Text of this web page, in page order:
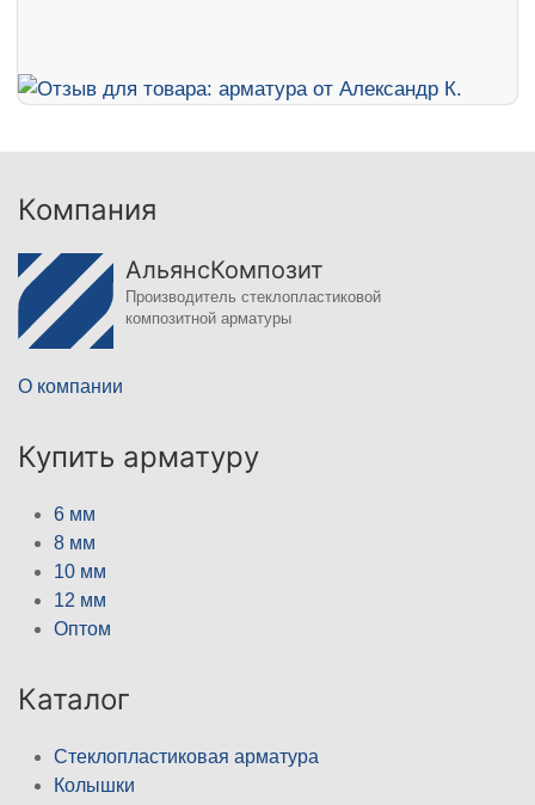
Компания
АльянсКомпозит
Производитель стеклопластиковой
композитной арматуры
О компании
Купить арматуру
6 мм
8 мм
10 мм
12 мм
Оптом
Каталог
Стеклопластиковая арматура
Колышки